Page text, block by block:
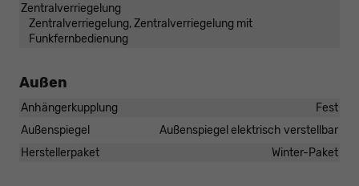
Zentralverriegelung
Zentralverriegelung, Zentralverriegelung mit
Funkfernbedienung
Außen
Anhängerkupplung
Fest
Außenspiegel
Außenspiegel elektrisch verstellbar
Herstellerpaket
Winter-Paket